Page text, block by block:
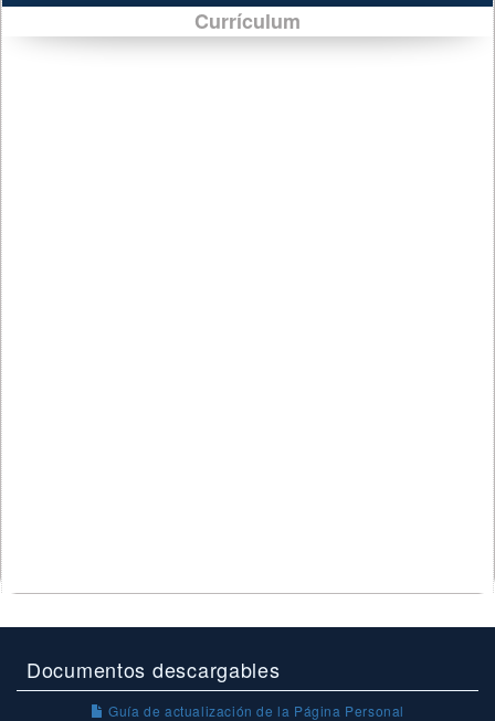
Currículum
Documentos descargables
Guía de actualización de la Página Personal